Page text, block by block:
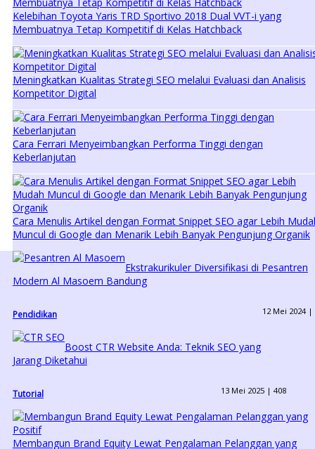
Kelebihan Toyota Yaris TRD Sportivo 2018 Dual VVT-i yang
Membuatnya Tetap Kompetitif di Kelas Hatchback
Meningkatkan Kualitas Strategi SEO melalui Evaluasi dan Analisis
Kompetitor Digital
Cara Ferrari Menyeimbangkan Performa Tinggi dengan
Keberlanjutan
Cara Menulis Artikel dengan Format Snippet SEO agar Lebih
Muncul di Google dan Menarik Lebih Banyak Pengunjung Organik
Ekstrakurikuler Diversifikasi di Pesantren
Modern Al Masoem Bandung
Pendidikan 12 Mei 2024 |
Boost CTR Website Anda: Teknik SEO yang
Jarang Diketahui
Tutorial 13 Mei 2025 | 408
Membangun Brand Equity Lewat Pengalaman Pelanggan yang